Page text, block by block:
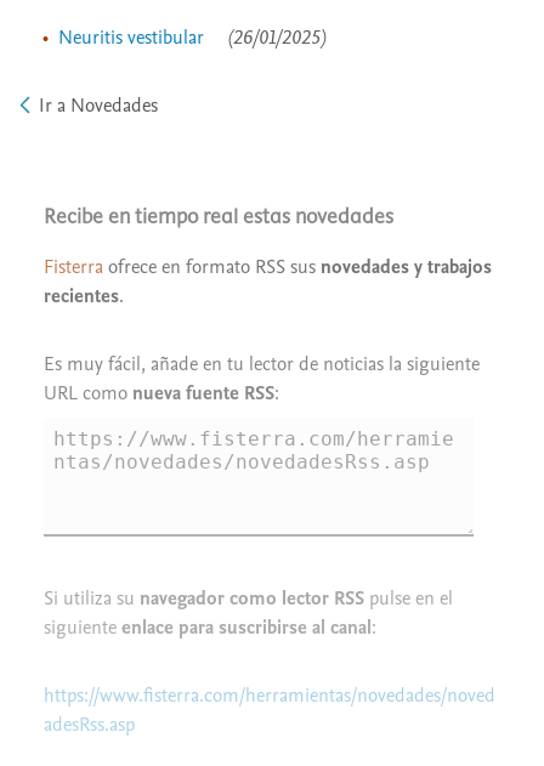
Neuritis vestibular (26/01/2025)
Ir a Novedades
Recibe en tiempo real estas novedades
Fisterraofrece en formato RSS sus novedades y trabajos
recientes.
Es muy fácil, añade en tu lector de noticias la siguiente
URL como nueva fuente RSS:
Si utiliza su navegador como lector RSS pulse en el
siguienteenlace para suscribirse al canal:
https://www.fisterra.com/herramientas/novedades/noved
adesRss.asp